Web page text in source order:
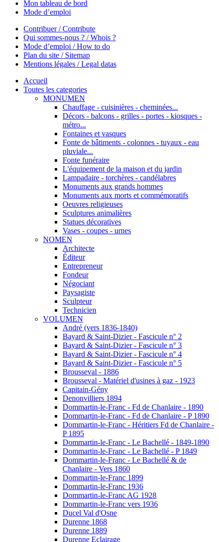
Mon tableau de bord
Mode d’emploi
Contribuer / Contribute
Qui sommes-nous ? / Whois ?
Mode d’emploi / How to do
Plan du site / Sitemap
Mentions légales / Legal datas
Accueil
Toutes les categories
MONUMEN
Chauffage - cuisinières - cheminées...
Décors - balcons - grilles - portes - kiosques -
métro...
Fontaines et vasques
Fonte de bâtiments - colonnes - tuyaux - eau
pluviale...
Fonte funéraire
L'équipement de la maison et du jardin
Lampadaire - torchères - candélabres
Monuments aux grands hommes
Monuments aux morts et commémoratifs
Oeuvres religieuses
Sculptures animalières
Statues décoratives
Vases - coupes - urnes
NOMEN
Architecte
Éditeur
Entrepreneur
Fondeur
Négociant
Paysagiste
Sculpteur
Technicien
VOLUMEN
André (vers 1836-1840)
Bayard & Saint-Dizier - Fascicule n° 2
Bayard & Saint-Dizier - Fascicule n° 3
Bayard & Saint-Dizier - Fascicule n° 4
Bayard & Saint-Dizier - Fascicule n° 5
Brousseval - 1886
Brousseval - Matériel d'usines à gaz - 1923
Capitain-Gény
Denonvilliers 1894
Dommartin-le-Franc - Fd de Chanlaire - 1890
Dommartin-le-Franc - Fd de Chanlaire - P 1890
Dommartin-le-Franc - Héritiers Fd de Chanlaire -
P 1895
Dommartin-le-Franc - Le Bachellé - 1849-1890
Dommartin-le-Franc - Le Bachellé - P 1849
Dommartin-le-Franc - Le Bachellé & de
Chanlaire - Vers 1860
Dommartin-le-Franc 1899
Dommartin-le-Franc 1936
Dommartin-le-Franc AG 1928
Dommartin-le-Franc vers 1936
Ducel Val d'Osne
Durenne 1868
Durenne 1889
Durenne Eclairage